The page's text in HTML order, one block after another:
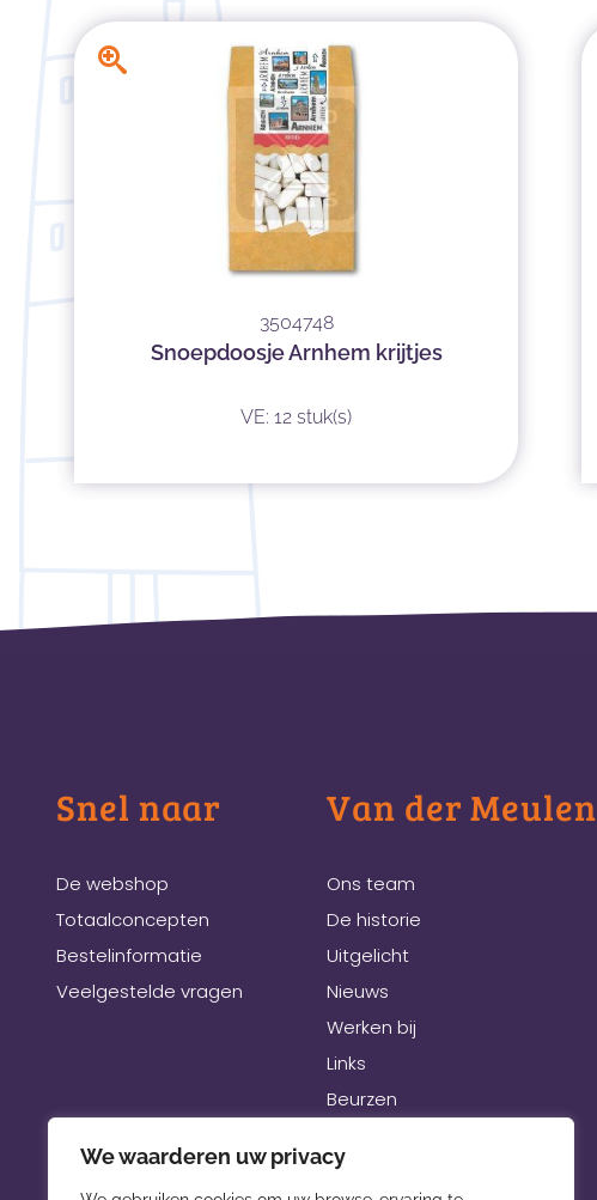
We waarderen uw privacy
3504748
Snoepdoosje Arnhem krijtjes
VE: 12 stuk(s)
Snel naar
De webshop
Totaalconcepten
Bestelinformatie
Veelgestelde vragen
Van der Meulen
Ons team
De historie
Uitgelicht
Nieuws
Werken bij
Links
Beurzen